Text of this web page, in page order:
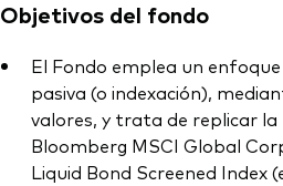
Objetivos del fondo
El Fondo emplea un
pasiva (o indexación),
valores, y trata de replicar
Bloomberg MSCI Global
Liquid Bond Screened Index